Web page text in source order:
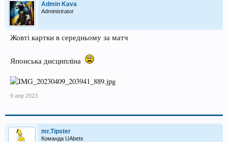
Admin Kava
Administrator
Жовті картки в середньому за матч
Японська дисципліна
9 апр 2023
mr.Tipster
Команда UAbets